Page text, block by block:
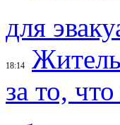
для
18:14
за то,